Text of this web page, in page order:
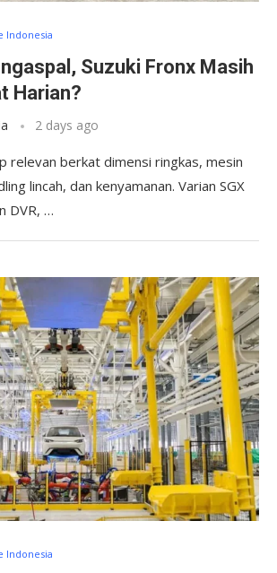
Indonesia
Suzuki Fronx Masih
Harian?
2 days ago
relevan berkat dimensi ringkas, mesin
lincah, dan kenyamanan. Varian SGX
DVR, …
Indonesia